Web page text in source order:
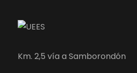
Km. 2,5 vía a Samborondón